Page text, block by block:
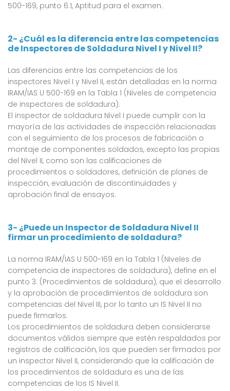
500-169, punto 6.1, Aptitud para el examen.
2- ¿Cuál es la diferencia entre las competencias
de Inspectores de Soldadura Nivel I y Nivel II?
Las diferencias entre las competencias de los
inspectores Nivel I y Nivel II, están detalladas en la norma
IRAM/IAS U 500-169 en la Tabla 1 (Niveles de competencia
de inspectores de soldadura).
El inspector de soldadura Nivel I puede cumplir con la
mayoría de las actividades de inspección relacionadas
con el seguimiento de los procesos de fabricación o
montaje de componentes soldados, excepto las propias
del Nivel II, como son las calificaciones de
procedimientos o soldadores, definición de planes de
inspección, evaluación de discontinuidades y
aprobación final de ensayos.
3- ¿Puede un Inspector de Soldadura Nivel II
firmar un procedimiento de soldadura?
La norma IRAM/IAS U 500-169 en la Tabla 1 (Niveles de
competencia de inspectores de soldadura), define en el
punto 3. (Procedimientos de soldadura), que el desarrollo
y la aprobación de procedimientos de soldadura son
competencias del Nivel III, por lo tanto un IS Nivel II no
puede firmarlos.
Los procedimientos de soldadura deben considerarse
documentos válidos siempre que estén respaldados por
registros de calificación, los que pueden ser firmados por
un inspector Nivel II, considerando que la calificación de
los procedimientos de soldadura es una de las
competencias de los IS Nivel II.